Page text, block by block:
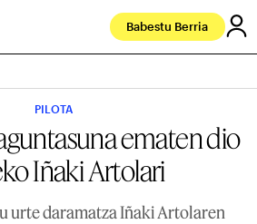
Babestu Berria
PILOTA
ematen dio
Iñaki Artolari
urte daramatza Iñaki Artolaren